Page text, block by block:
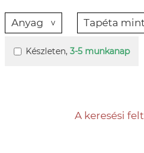
Anyag Tapéta
Készleten, 3-5 munkanap
A keresési